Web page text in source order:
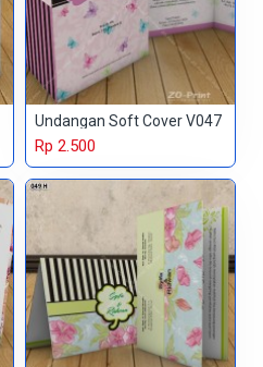
Undangan Soft Cover V047
Rp 2.500